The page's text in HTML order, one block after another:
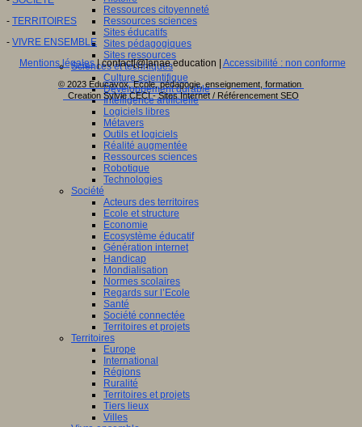
Ressources citoyenneté
Ressources sciences
Sites éducatifs
Sites pédagogiques
Sites ressources
Sciences et techniques
Culture scientifique
Développement durable
Intelligence artificielle
Logiciels libres
Métavers
Outils et logiciels
Réalité augmentée
Ressources sciences
Robotique
Technologies
Société
Acteurs des territoires
Ecole et structure
Economie
Ecosystème éducatif
Génération internet
Handicap
Mondialisation
Normes scolaires
Regards sur l’Ecole
Santé
Société connectée
Territoires et projets
Territoires
Europe
International
Régions
Ruralité
Territoires et projets
Tiers lieux
Villes
- TERRITOIRES
- VIVRE ENSEMBLE
Mentions légales| contact[@]anae.education | Accessibilité : non conforme
© 2023 Educavox, Ecole, pédagogie, enseignement, formation
Creation Sylvie CECI - Sites Internet / Référencement SEO